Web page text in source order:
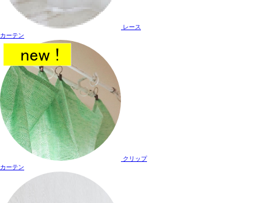
レース
カーテン
クリップ
カーテン